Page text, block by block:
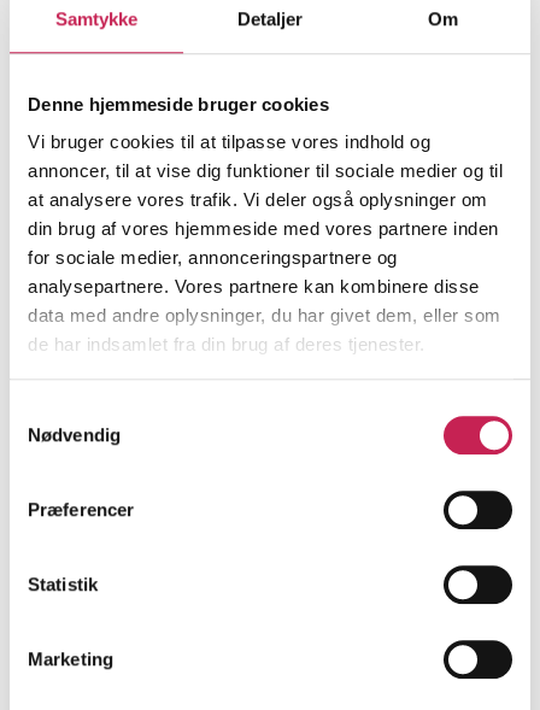
Samtykke Detaljer Om
Denne hjemmeside bruger cookies
Vi bruger cookies til at tilpasse vores indhold og
annoncer, til at vise dig funktioner til sociale medier og til
at analysere vores trafik. Vi deler også oplysninger om
din brug af vores hjemmeside med vores partnere inden
for sociale medier, annonceringspartnere og
analysepartnere. Vores partnere kan kombinere disse
data med andre oplysninger, du har givet dem, eller som
de har indsamlet fra din brug af deres tjenester.
Nødvendig
Præferencer
Statistik
Marketing
Institution:
Landsforeningen Restless Legs Syndrome
Bevilling:600.000
Bevillingsår:2026
Læs mere
Tarmportalen
Projektleder:
Bevillingsår:
Læs mere
Foreningen DobbeltRamt-UngeAlliancen